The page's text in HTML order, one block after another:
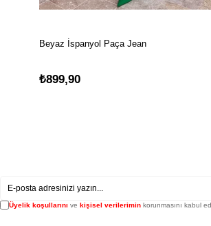
Beyaz İspanyol Paça Jean
₺899,90
Üyelik koşullarını ve kişisel verilerimin korunmasını kabul